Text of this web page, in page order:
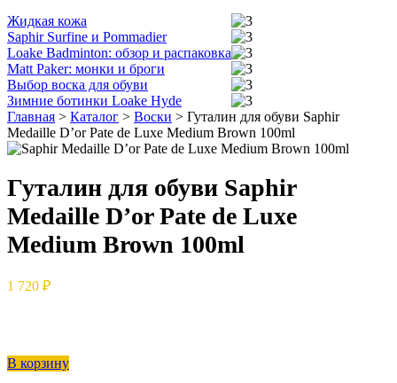
Жидкая кожа
Saphir Surfine и Pommadier
Loake Badminton: обзор и распаковка
Matt Paker: монки и броги
Выбор воска для обуви
Зимние ботинки Loake Hyde
Главная > Каталог > Воски > Гуталин для обуви Saphir
Medaille D’or Pate de Luxe Medium Brown 100ml
Гуталин для обуви Saphir
Medaille D’or Pate de Luxe
Medium Brown 100ml
1 720 ₽
В корзину